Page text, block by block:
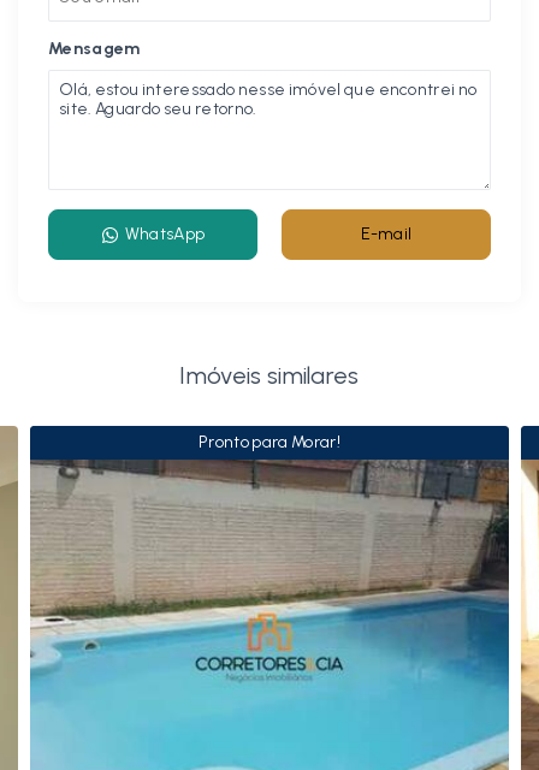
Mensagem
WhatsApp E-mail
Imóveis similares
Pronto para Morar!